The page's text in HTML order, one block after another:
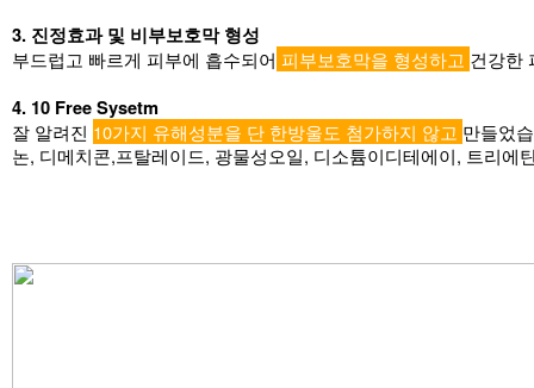
3. 진정효과 및 비부보호막 형성
부드럽고 빠르게 피부에 흡수되어 피부보호막을 형성하고 건강한
4. 10 Free Sysetm
잘 알려진 10가지 유해성분을 단 한방울도 첨가하지 않고 만들었
논, 디메치콘,프탈레이드, 광물성오일, 디소튬이디테에이, 트리에